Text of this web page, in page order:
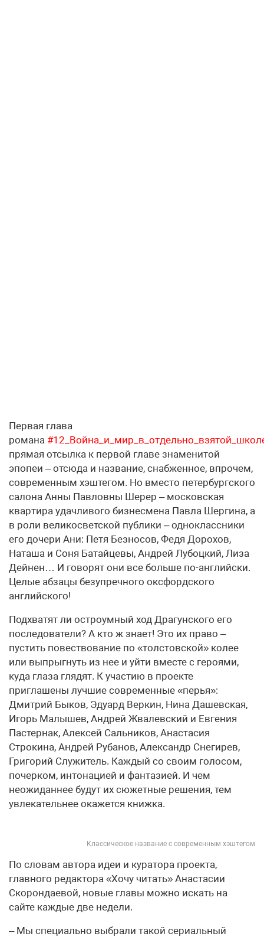
Первая глава
романа
прямая отсылка к первой главе знаменитой
эпопеи – отсюда и название, снабженное, впрочем,
современным хэштегом. Но вместо петербургского
салона Анны Павловны Шерер – московская
квартира удачливого бизнесмена Павла Шергина, а
в роли великосветской публики – одноклассники
его дочери Ани: Петя Безносов, Федя Дорохов,
Наташа и Соня Батайцевы, Андрей Лубоцкий, Лиза
Дейнен… И говорят они все больше по-английски.
Целые абзацы безупречного оксфордского
английского!
Подхватят ли остроумный ход Драгунского его
последователи? А кто ж знает! Это их право –
пустить повествование по «толстовской» колее
или выпрыгнуть из нее и уйти вместе с героями,
куда глаза глядят. К участию в проекте
приглашены лучшие современные «перья»:
Дмитрий Быков, Эдуард Веркин, Нина Дашевская,
Игорь Малышев, Андрей Жвалевский и Евгения
Пастернак, Алексей Сальников, Анастасия
Строкина, Андрей Рубанов, Александр Снегирев,
Григорий Служитель. Каждый со своим голосом,
почерком, интонацией и фантазией. И чем
неожиданнее будут их сюжетные решения, тем
увлекательнее окажется книжка.
Классическое название с современным хэштегом
По словам автора идеи и куратора проекта,
главного редактора «Хочу читать» Анастасии
Скорондаевой, новые главы можно искать на
сайте каждые две недели.
– Мы специально выбрали такой сериальный